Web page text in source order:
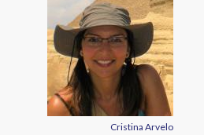
Cristina Arvelo